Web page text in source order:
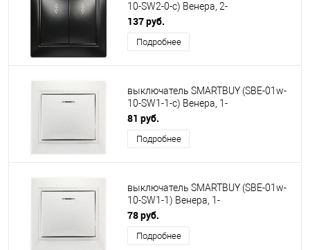
10-SW2-0-c) Венера, 2-
клавишный,черный
137 руб.
Подробнее
выключатель SMARTBUY (SBE-01w-
10-SW1-1-c) Венера, 1-
клавишный,белый
81 руб.
Подробнее
выключатель SMARTBUY (SBE-01w-
10-SW1-1) Венера, 1-
клавишный,белый
78 руб.
Подробнее